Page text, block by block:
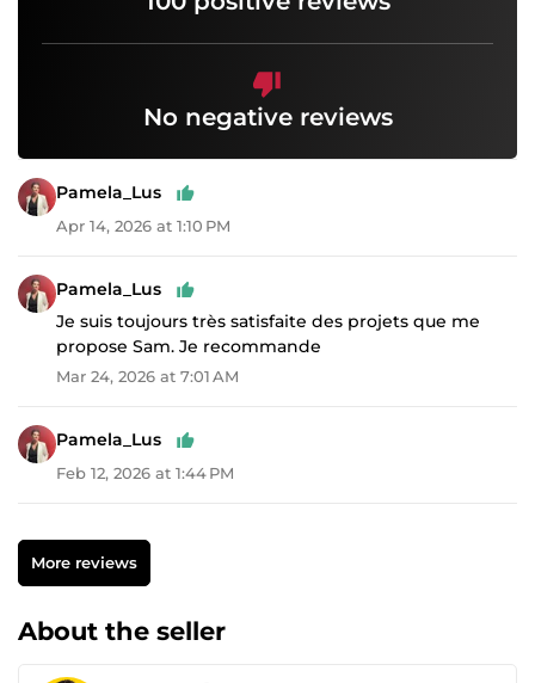
No negative reviews
Pamela_Lus
Apr 14, 2026 at 1:10 PM
Pamela_Lus
Je suis toujours très satisfaite des projets que me
propose Sam. Je recommande
Mar 24, 2026 at 7:01 AM
Pamela_Lus
Feb 12, 2026 at 1:44 PM
More reviews
About the seller